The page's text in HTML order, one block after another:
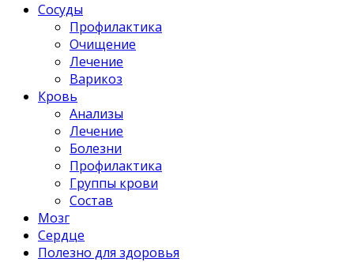
Сосуды
Профилактика
Очищение
Лечение
Варикоз
Кровь
Анализы
Лечение
Болезни
Профилактика
Группы крови
Состав
Мозг
Сердце
Полезно для здоровья